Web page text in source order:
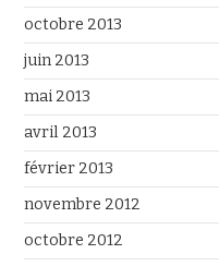
octobre 2013
juin 2013
mai 2013
avril 2013
février 2013
novembre 2012
octobre 2012